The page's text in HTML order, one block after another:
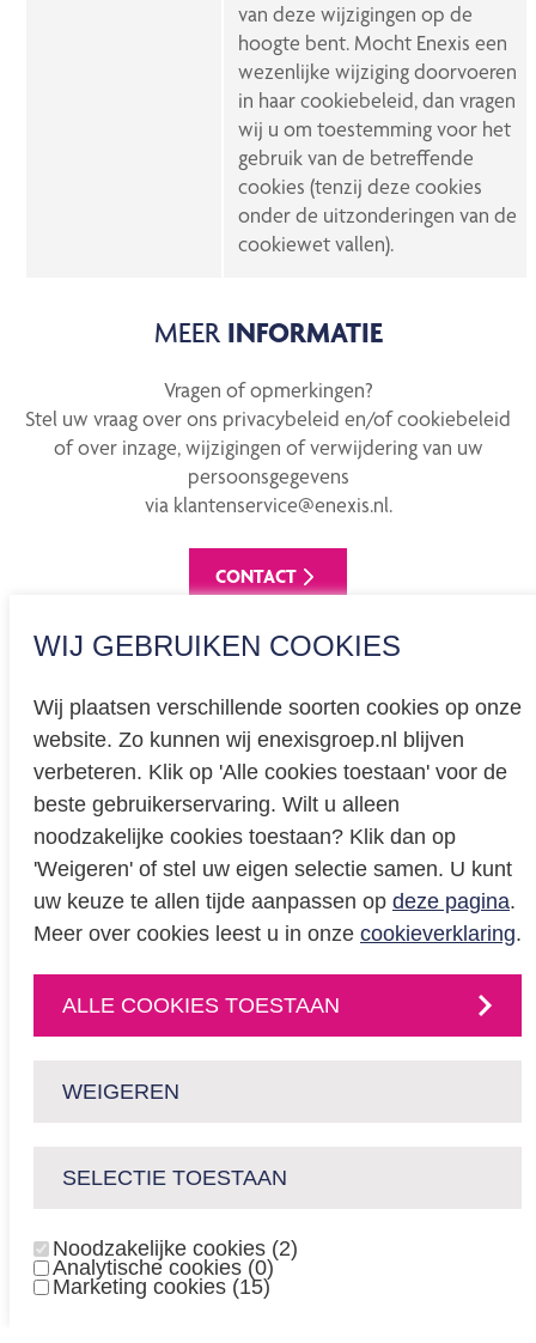
WIJ GEBRUIKEN COOKIES
Wij plaatsen verschillende soorten cookies op onze
website. Zo kunnen wij enexisgroep.nl blijven
verbeteren. Klik op 'Alle cookies toestaan' voor de
beste gebruikerservaring. Wilt u alleen
noodzakelijke cookies toestaan? Klik dan op
'Weigeren' of stel uw eigen selectie samen. U kunt
uw keuze te allen tijde aanpassen op deze pagina.
Meer over cookies leest u in onze cookieverklaring.
ALLE COOKIES TOESTAAN
WEIGEREN
SELECTIE TOESTAAN
Noodzakelijke cookies (2)
Analytische cookies (0)
Marketing cookies (15)
van deze wijzigingen op de
hoogte bent. Mocht Enexis een
wezenlijke wijziging doorvoeren
in haar cookiebeleid, dan vragen
wij u om toestemming voor het
gebruik van de betreffende
cookies (tenzij deze cookies
onder de uitzonderingen van de
cookiewet vallen).
MEER INFORMATIE
Vragen of opmerkingen?
Stel uw vraag over ons privacybeleid en/of cookiebeleid
of over inzage, wijzigingen of verwijdering van uw
persoonsgegevens
via klantenservice@enexis.nl.
CONTACT
Privacy
Cookieverklaring
BREEAM certificering
Educatie
CONTACT
Copyright Enexis Holding N.V. 2026